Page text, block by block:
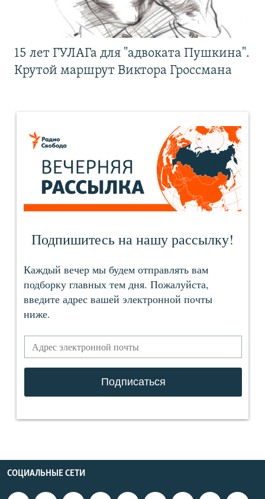
15 лет ГУЛАГа для "адвоката Пушкина".
Крутой маршрут Виктора Гроссмана
СОЦИАЛЬНЫЕ СЕТИ